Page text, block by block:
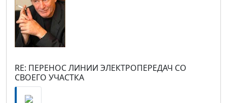
RE: ПЕРЕНОС ЛИНИИ ЭЛЕКТРОПЕРЕДАЧ СО
СВОЕГО УЧАСТКА